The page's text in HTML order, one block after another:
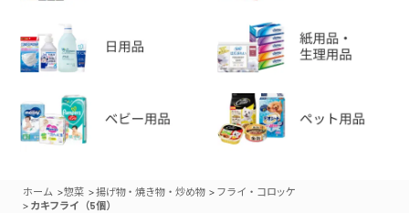
ホーム >惣菜 >揚げ物・焼き物・炒め物 > フライ・コロッケ
> カキフライ（5個）